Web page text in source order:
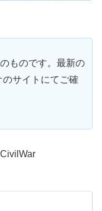
ものです。最新の
サイトにてご確